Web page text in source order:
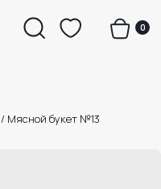
/ Мясной букет №13